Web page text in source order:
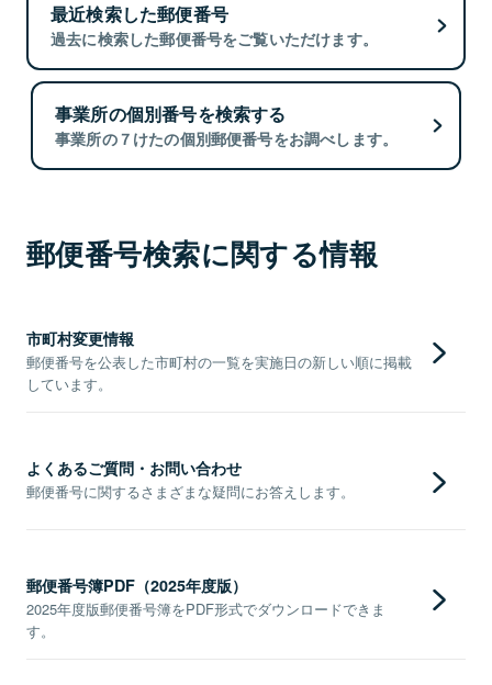
最近検索した郵便番号
過去に検索した郵便番号をご覧いただけます。
事業所の個別番号を検索する
事業所の７けたの個別郵便番号をお調べします。
郵便番号検索に関する情報
市町村変更情報
郵便番号を公表した市町村の一覧を実施日の新しい順に掲載
しています。
よくあるご質問・お問い合わせ
郵便番号に関するさまざまな疑問にお答えします。
郵便番号簿PDF（2025年度版）
2025年度版郵便番号簿をPDF形式でダウンロードできま
す。